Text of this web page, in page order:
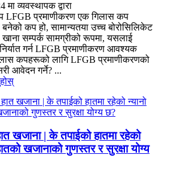
मा व्यवस्थापक द्वारा
LFGB प्रमाणीकरण एक गिलास कप
कप हो, सामान्यतया उच्च बोरोसिलिकेट
सम्पर्क सामग्रीको रूपमा, यसलाई
निर्यात गर्न LFGB प्रमाणीकरण आवश्यक
कपहरूको लागि LFGB प्रमाणीकरणको
आवेदन गर्ने? ...
खजाना | के तपाईको हातमा रहेको
खजानाको गुणस्तर र सुरक्षा योग्य